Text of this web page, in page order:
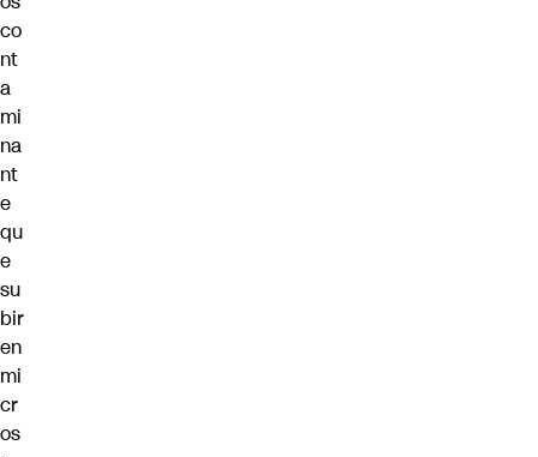
co
nt
a
mi
na
nt
e
qu
e
su
bir
en
mi
cr
os